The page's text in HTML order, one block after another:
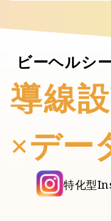
ビーヘルシ
導線
×デー
特化型